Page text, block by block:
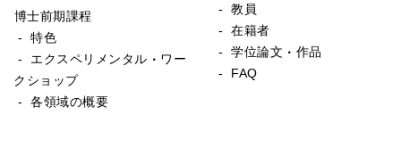
博士前期課程
- 特色
- エクスペリメンタル・ワー
クショップ
- 各領域の概要
- 教員
- 在籍者
- 学位論文・作品
- FAQ